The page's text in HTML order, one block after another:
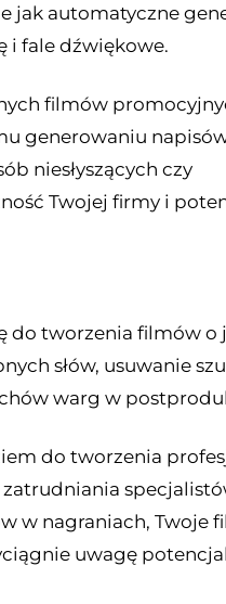
jak automatyczne
i fale dźwiękowe.
filmów
generowaniu
niesłyszących czy
Twojej firmy i
do tworzenia filmów o
słów, usuwanie
warg w
do tworzenia
w nagraniach, Twoje
uwagę